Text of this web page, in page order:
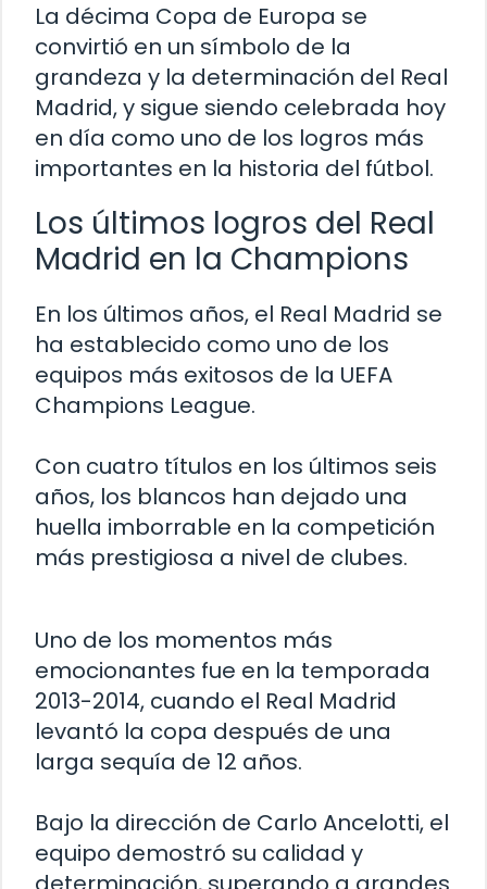
La décima Copa de Europa se
convirtió en un símbolo de la
grandeza y la determinación del Real
Madrid, y sigue siendo celebrada hoy
en día como uno de los logros más
importantes en la historia del fútbol.
Los últimos logros del Real
Madrid en la Champions
En los últimos años, el Real Madrid se
ha establecido como uno de los
equipos más exitosos de la UEFA
Champions League.
Con cuatro títulos en los últimos seis
años, los blancos han dejado una
huella imborrable en la competición
más prestigiosa a nivel de clubes.
Uno de los momentos más
emocionantes fue en la temporada
2013-2014, cuando el Real Madrid
levantó la copa después de una
larga sequía de 12 años.
Bajo la dirección de Carlo Ancelotti, el
equipo demostró su calidad y